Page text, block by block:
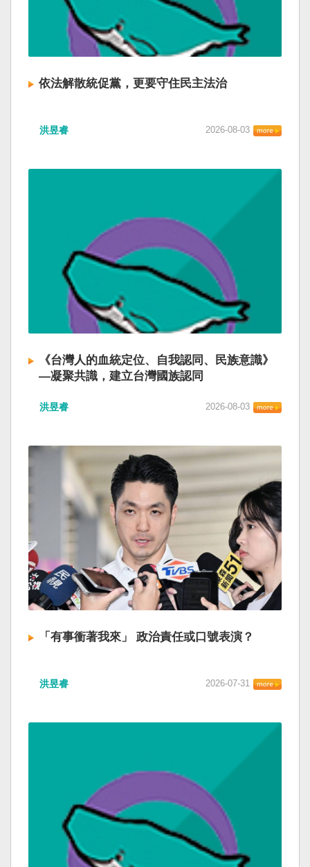
依法解散統促黨，更要守住民主法治
洪昱睿 2026-08-03
《台灣人的血統定位、自我認同、民族意識》
—凝聚共識，建立台灣國族認同
洪昱睿 2026-08-03
「有事衝著我來」 政治責任或口號表演？
洪昱睿 2026-07-31